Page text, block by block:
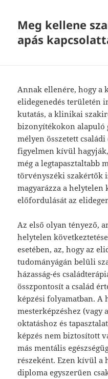
Meg kellene
apás
Annak ellenére, hogy a
elidegenedés területén
kutatás, a klinikai
bizonyítékokon alapuló
mélyen összetett
figyelmen kívül
még a legtapasztaltabb
törvényszéki szakértők
magyarázza a helytelen
előfordulását az
Az első olyan tényező,
helytelen
esetében, az, hogy az
tudományágán belüli
házasság-és
összpontosít a család
képzési folyamatban. A
mesterképzéshez (vagy
oktatáshoz és
képzés nem biztosított
más mentális
részeként. Ezen kívül a
diploma egyszerűen